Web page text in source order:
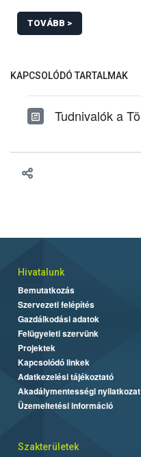
TOVÁBB >
KAPCSOLÓDÓ TARTALMAK
Hivatalunk
Bemutatkozás
Szervezeti felépítés
Gazdálkodási adatok
Felügyeleti szervünk
Projektek
Kapcsolódó linkek
Adatkezelési tájékoztató
Akadálymentességi nyilatkozat
Üzemeltetési információ
Szakterületek